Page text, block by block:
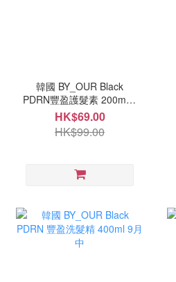
韓國 BY_OUR Black
PDRN豐盈護髮素 200ml 9
月中
HK$69.00
HK$99.00